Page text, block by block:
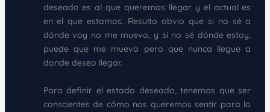
deseado es al que queremos llegar y el actual es
en el que estamos. Resulta obvio que si no sé a
dónde voy no me muevo, y si no sé dónde estoy,
puede que me mueva pero que nunca llegue a
donde deseo llegar.
Para definir el estado deseado, tenemos que ser
conscientes de cómo nos queremos sentir para lo